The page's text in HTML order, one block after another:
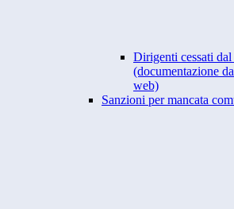
Dirigenti cessati
(documentazione
web)
Sanzioni per mancata